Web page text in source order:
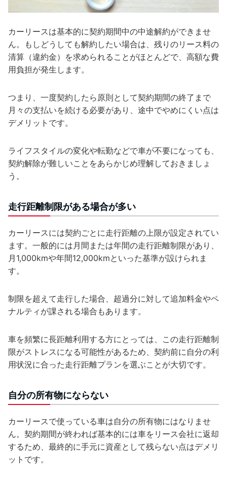
カーリースは基本的に契約期間中の中途解約ができませ
ん。もしどうしても解約したい場合は、残りのリース料の
清算（違約金）を求められることがほとんどで、高額な費
用負担が発生します。
つまり、一度契約したら原則として契約期間の終了まで
月々の支払いを続ける必要があり、途中でやめにくい点は
デメリットです。
ライフスタイルの変化や転勤などで車が不要になっても、
契約解除が難しいことをあらかじめ理解しておきましょ
う。
走行距離制限がある場合が多い
カーリースには契約ごとに走行距離の上限が設定されてい
ます。一般的には月間または年間の走行距離制限があり、
月1,000kmや年間12,000kmといった基準が設けられま
す。
制限を超えて走行した場合、超過分に対して追加料金やペ
ナルティが課される場合もあります。
車を頻繁に長距離利用する方にとっては、この走行距離制
限がストレスになる可能性があるため、契約前に自分の利
用状況に合った走行距離プランを選ぶことが大切です。
自分の所有物にならない
カーリースで使っている車は自分の所有物にはなりませ
ん。契約期間が終われば基本的には車をリース会社に返却
するため、最終的に手元に資産として残らない点はデメリ
ットです。